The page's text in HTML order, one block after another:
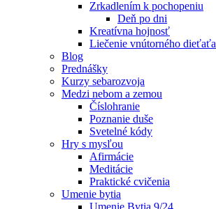
Zrkadlením k pochopeniu
Deň po dni
Kreatívna hojnosť
Liečenie vnútorného dieťaťa
Blog
Prednášky
Kurzy sebarozvoja
Medzi nebom a zemou
Číslohranie
Poznanie duše
Svetelné kódy
Hry s mysľou
Afirmácie
Meditácie
Praktické cvičenia
Umenie bytia
Umenie Bytia 9/24